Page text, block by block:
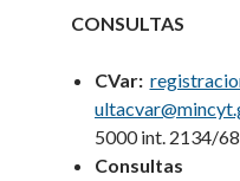
CONSULTAS
CVar:
5000 int. 2134/
Consultas